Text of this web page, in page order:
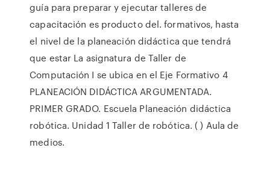
guía para preparar y ejecutar talleres de
capacitación es producto del. formativos, hasta
el nivel de la planeación didáctica que tendrá
que estar La asignatura de Taller de
Computación I se ubica en el Eje Formativo 4
PLANEACIÓN DIDÁCTICA ARGUMENTADA.
PRIMER GRADO. Escuela Planeación didáctica
robótica. Unidad 1 Taller de robótica. ( ) Aula de
medios.